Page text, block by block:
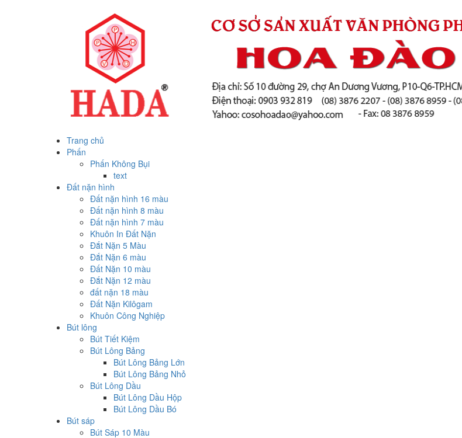
Trang chủ
Phấn
Phấn Không Bụi
text
Đất nặn hình
Đất nặn hình 16 màu
Đất nặn hình 8 màu
Đất nặn hình 7 màu
Khuôn In Đất Nặn
Đắt Nặn 5 Màu
Đắt Nặn 6 màu
Đất Nặn 10 màu
Đắt Nặn 12 màu
đất nặn 18 màu
Đất Nặn Kilôgam
Khuôn Công Nghiệp
Bút lông
Bút Tiết Kiệm
Bút Lông Bảng
Bút Lông Bảng Lớn
Bút Lông Bảng Nhỏ
Bút Lông Dầu
Bút Lông Dầu Hộp
Bút Lông Dầu Bó
Bút sáp
Bút Sáp 10 Màu